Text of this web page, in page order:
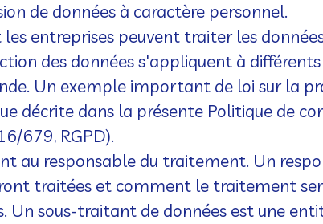
de données à caractère personnel.
entreprises peuvent traiter les
des données s'appliquent à
Un exemple important de loi sur la
décrite dans la présente Politique de
679, RGPD).
au responsable du traitement. Un
traitées et comment le traitement
sous-traitant de données est une